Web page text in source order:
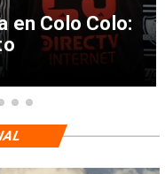
en Colo Colo: